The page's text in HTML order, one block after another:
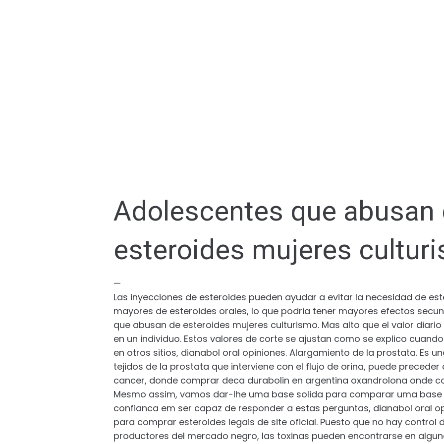
Adolescentes que abusan
esteroides mujeres
—
Las inyecciones de esteroides pueden ayudar a evitar la necesidad de
mayores de esteroides orales, lo que podria tener mayores efectos
que abusan de esteroides mujeres culturismo. Mas alto que el valor
en un individuo. Estos valores de corte se ajustan como se explico
en otros sitios, dianabol oral opiniones. Alargamiento de la prostata. Es
tejidos de la prostata que interviene con el flujo de orina, puede preceder
cancer, donde comprar deca durabolin en argentina oxandrolona onde
Mesmo assim, vamos dar-lhe uma base solida para comparar uma
confianca em ser capaz de responder a estas perguntas, dianabol oral
para comprar esteroides legais de site oficial. Puesto que no hay control
productores del mercado negro, las toxinas pueden encontrarse en